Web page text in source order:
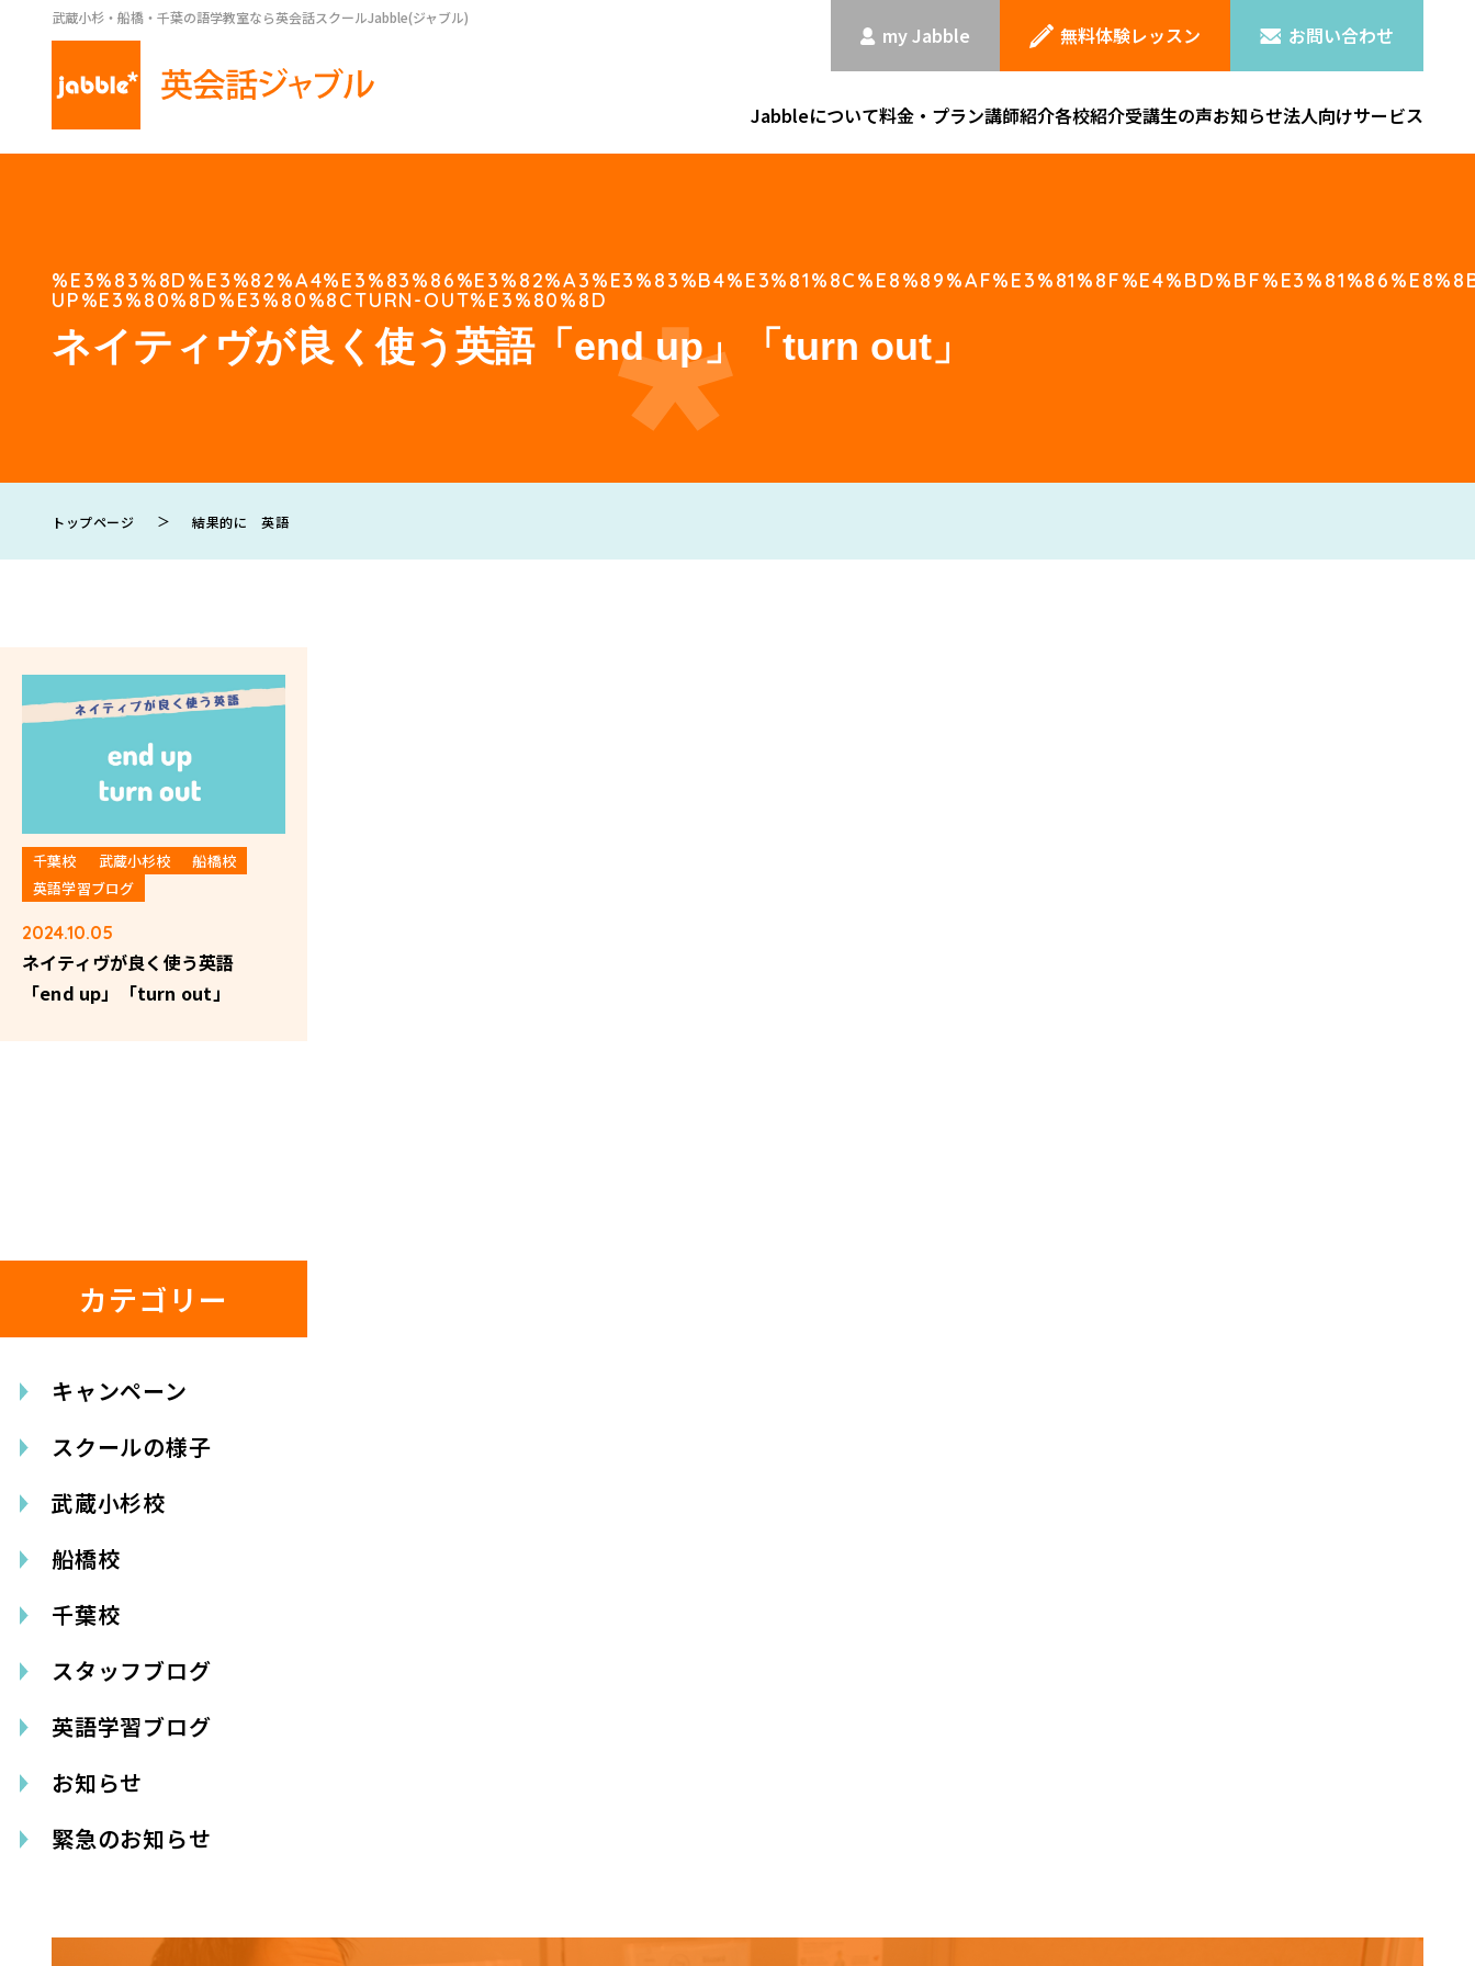
武蔵小杉・船橋・千葉の語学教室なら英会話スクールJabble(ジャブル)
my Jabble 無料体験レッスン お問い合わせ
Jabbleについて料金・プラン講師紹介各校紹介受講生の声お知らせ法人向けサービス
UP%E3%80%8D%E3%80%8CTURN-OUT%E3%80%8D
ネイティヴが良く使う英語「end up」「turn out」
トップページ ＞ 結果的に 英語
千葉校 武蔵小杉校
船橋校
英語学習ブログ
2024.10.05
ネイティヴが良く使う英語
「end up」「turn out」
カテゴリー
キャンペーン
スクールの様子
武蔵小杉校
船橋校
千葉校
スタッフブログ
英語学習ブログ
お知らせ
緊急のお知らせ